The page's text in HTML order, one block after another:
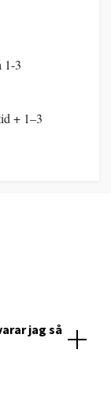
1-3
+ 1–3
jag så